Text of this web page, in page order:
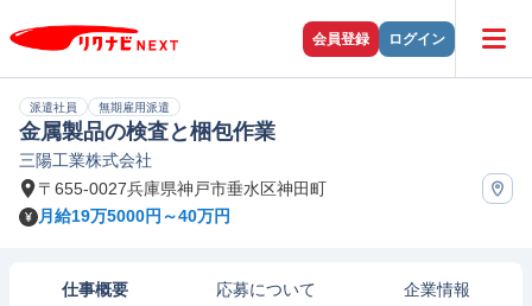
会員登録 ログイン
派遣社員 無期雇用派遣
金属製品の検査と梱包作業
三陽工業株式会社
〒655-0027兵庫県神戸市垂水区神田町
月給19万5000円～40万円
仕事概要 応募について 企業情報